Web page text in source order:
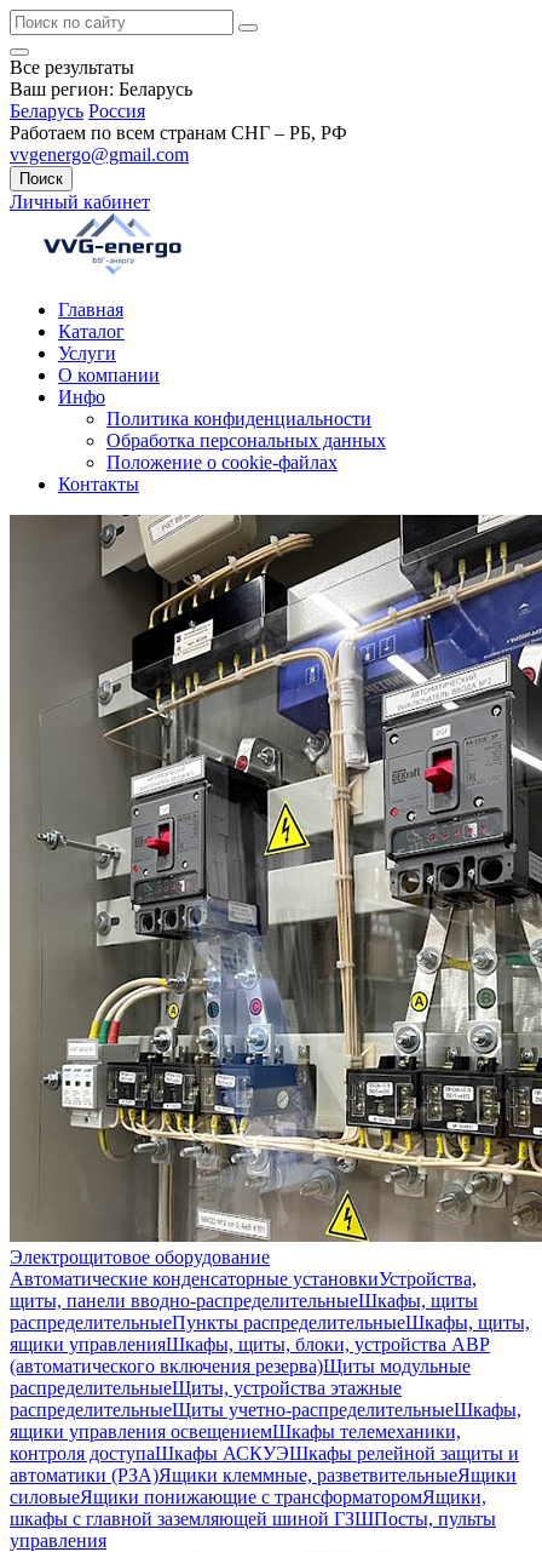
Все результаты
Ваш регион: Беларусь
Беларусь Россия
Работаем по всем странам СНГ – РБ, РФ
vvgenergo@gmail.com
Поиск
Личный кабинет
Главная
Каталог
Услуги
О компании
Инфо
Политика конфиденциальности
Обработка персональных данных
Положение о cookie-файлах
Контакты
Электрощитовое оборудование
Автоматические конденсаторные установкиУстройства,
щиты, панели вводно-распределительныеШкафы, щиты
распределительныеПункты распределительныеШкафы, щиты,
ящики управленияШкафы, щиты, блоки, устройства АВР
(автоматического включения резерва)Щиты модульные
распределительныеЩиты, устройства этажные
распределительныеЩиты учетно-распределительныеШкафы,
ящики управления освещениемШкафы телемеханики,
контроля доступаШкафы АСКУЭШкафы релейной защиты и
автоматики (РЗА)Ящики клеммные, разветвительныеЯщики
силовыеЯщики понижающие с трансформаторомЯщики,
шкафы с главной заземляющей шиной ГЗШПосты, пульты
управления